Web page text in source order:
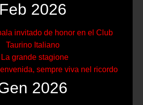
Feb 2026
invitado de honor en el Club
Taurino Italiano
La grande stagione
sempre viva nel ricordo
2026